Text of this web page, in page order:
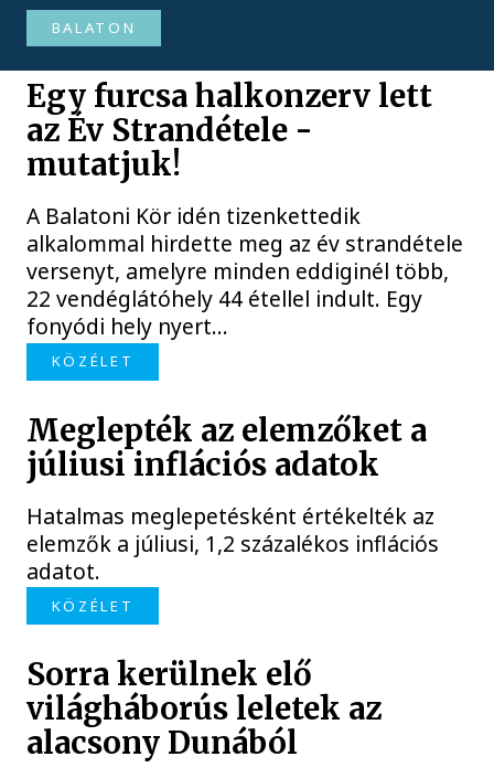
BALATON
Egy furcsa halkonzerv lett
az Év Strandétele -
mutatjuk!
A Balatoni Kör idén tizenkettedik
alkalommal hirdette meg az év strandétele
versenyt, amelyre minden eddiginél több,
22 vendéglátóhely 44 étellel indult. Egy
fonyódi hely nyert...
KÖZÉLET
Meglepték az elemzőket a
júliusi inflációs adatok
Hatalmas meglepetésként értékelték az
elemzők a júliusi, 1,2 százalékos inflációs
adatot.
KÖZÉLET
Sorra kerülnek elő
világháborús leletek az
alacsony Dunából